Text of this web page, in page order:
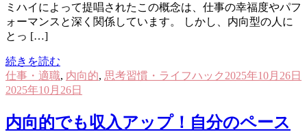
ミハイによって提唱されたこの概念は、仕事の幸福度やパフ
ォーマンスと深く関係しています。 しかし、内向型の人に
とっ […]
続きを読む
仕事・適職, 内向的, 思考習慣・ライフハック 2025年10月26日
2025年10月26日
内向的でも収入アップ！自分のペース